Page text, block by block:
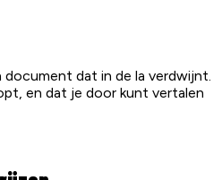
document dat in de la verdwijnt.
en dat je door kunt vertalen